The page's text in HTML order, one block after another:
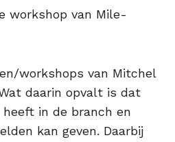
workshop van Mile-
workshops van Mitchel
daarin opvalt is dat
in de branch en
kan geven. Daarbij